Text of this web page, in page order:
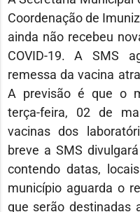
Coordenação de
ainda não recebeu
COVID-19. A SMS
remessa da vacina
A previsão é que o
terça-feira, 02 de
vacinas dos
breve a SMS
contendo datas,
município aguarda o
que serão destinadas